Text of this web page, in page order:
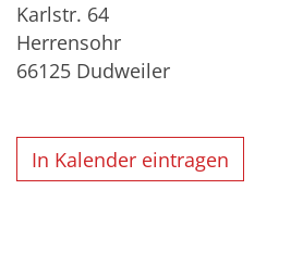
Karlstr. 64
Herrensohr
66125 Dudweiler
In Kalender eintragen